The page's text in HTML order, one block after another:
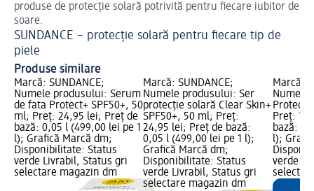
produse de protecție solară potrivită pentru fiecare iubitor de
soare.
SUNDANCE – protecție solară pentru fiecare tip de
piele
Produse similare
Marcă: SUNDANCE;
Numele produsului: Serum
de fata Protect+ SPF50+, 50
ml; Preț: 24,95 lei; Preț de
bază: 0,05 l (499,00 lei pe 1
l); Grafică Marcă dm;
Disponibilitate: Status
verde Livrabil, Status gri
selectare magazin dm
Marcă: SUNDANCE;
Numele produsului: Ser
protecție solară Clear Skin+
SPF50+, 50 ml; Preț:
24,95 lei; Preț de bază:
0,05 l (499,00 lei pe 1 l);
Grafică Marcă dm;
Disponibilitate: Status
verde Livrabil, Status gri
selectare magazin dm
Marcă:
Numele
Preț:
bază:
l);
verde